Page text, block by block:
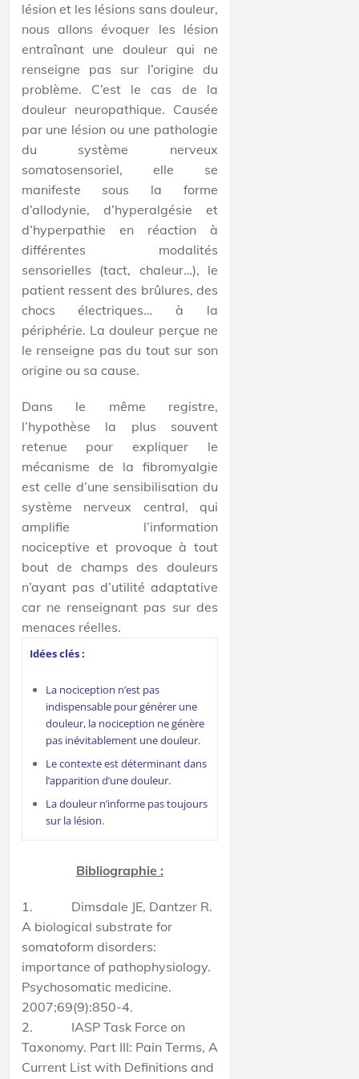
lésion et les lésions sans douleur,
nous allons évoquer les lésion
entraînant une douleur qui ne
renseigne pas sur l’origine du
problème. C’est le cas de la
douleur neuropathique. Causée
par une lésion ou une pathologie
du système nerveux
somatosensoriel, elle se
manifeste sous la forme
d’allodynie, d’hyperalgésie et
d’hyperpathie en réaction à
différentes modalités
sensorielles (tact, chaleur…), le
patient ressent des brûlures, des
chocs électriques… à la
périphérie. La douleur perçue ne
le renseigne pas du tout sur son
origine ou sa cause.
Dans le même registre,
l’hypothèse la plus souvent
retenue pour expliquer le
mécanisme de la fibromyalgie
est celle d’une sensibilisation du
système nerveux central, qui
amplifie l’information
nociceptive et provoque à tout
bout de champs des douleurs
n’ayant pas d’utilité adaptative
car ne renseignant pas sur des
menaces réelles.
Idées clés :
La nociception n’est pas
indispensable pour générer une
douleur, la nociception ne génère
pas inévitablement une douleur.
Le contexte est déterminant dans
l’apparition d’une douleur.
La douleur n’informe pas toujours
sur la lésion.
Bibliographie :
1. Dimsdale JE, Dantzer R.
A biological substrate for
somatoform disorders:
importance of pathophysiology.
Psychosomatic medicine.
2007;69(9):850-4.
2. IASP Task Force on
Taxonomy. Part III: Pain Terms, A
Current List with Definitions and